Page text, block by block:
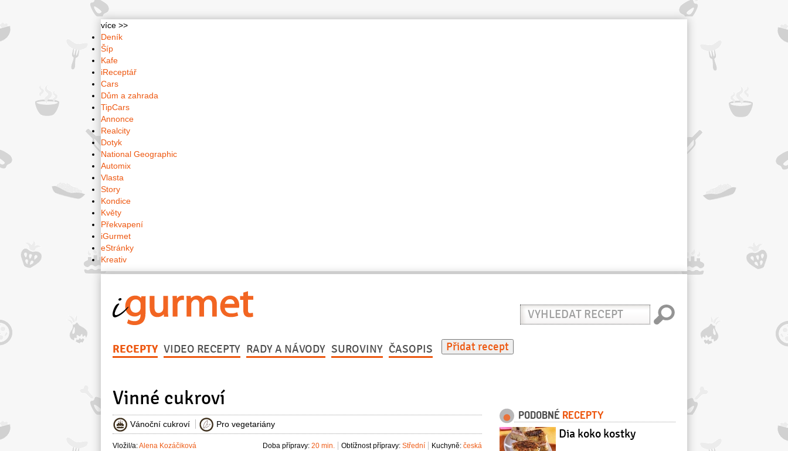
více >>
Deník
Šíp
Kafe
iReceptář
Cars
Dům a zahrada
TipCars
Annonce
Realcity
Dotyk
National Geographic
Automix
Vlasta
Story
Kondice
Květy
Překvapení
iGurmet
eStránky
Kreativ
Vyhledat
recept
RECEPTY VIDEO RECEPTY RADY A NÁVODY SUROVINY ČASOPIS Přidat recept
Vinné cukroví
Vánoční cukroví Pro vegetariány
Vložil/a:Alena Kozáčiková Kuchyně: česká
Obtížnost přípravy: Střední
Doba přípravy: 20 min.
PODOBNÉ RECEPTY
Dia koko kostky